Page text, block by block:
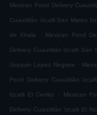
Mexican Food Delivery
Cuautitlán Izcalli San Mateo
de Xhala . Mexican Food
Delivery Cuautitlán Izcalli San
Joaquin Lopez Negrete .
Food Delivery Cuautitlán
Izcalli El Cerrito . Mexican
Delivery Cuautitlán Izcalli El